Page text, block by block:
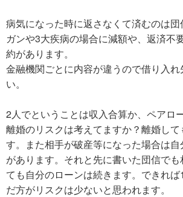
病気になった時に返さなくて済むのは団
ガンや3大疾病の場合に減額や、返済不
約があります。
金融機関ごとに内容が違うので借り入れ
い。
2人でということは収入合算か、ペアロ
離婚のリスクは考えてますか？離婚し
す。また相手が破産等になった場合は
があります。それと先に書いた団信で
ても自分のローンは続きます。できれ
だ方がリスクは少ないと思われます。